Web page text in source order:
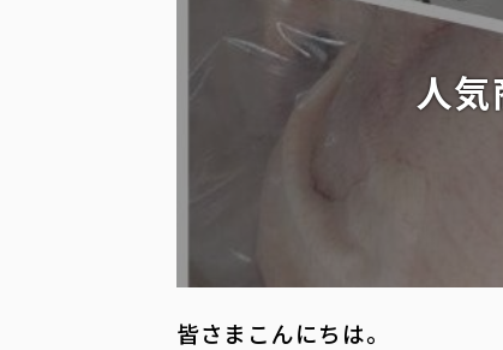
人
皆さまこんにちは。